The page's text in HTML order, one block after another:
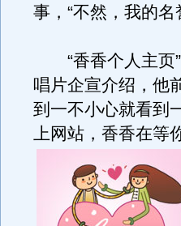
事，“不然，我的名
“香香个人主页”
唱片企宣介绍，他
到一不小心就看
上网站，香香在等你